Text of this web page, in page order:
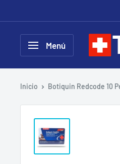
directamente
contenido
Menú
Inicio Botiquin Redcode 10